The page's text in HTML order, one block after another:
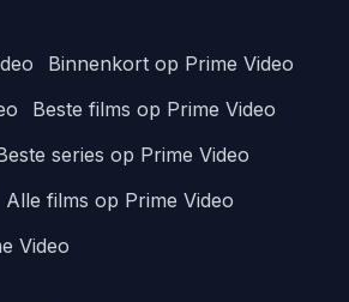
Binnenkort op Prime Video
Beste films op Prime Video
series op Prime Video
Alle films op Prime Video
Video